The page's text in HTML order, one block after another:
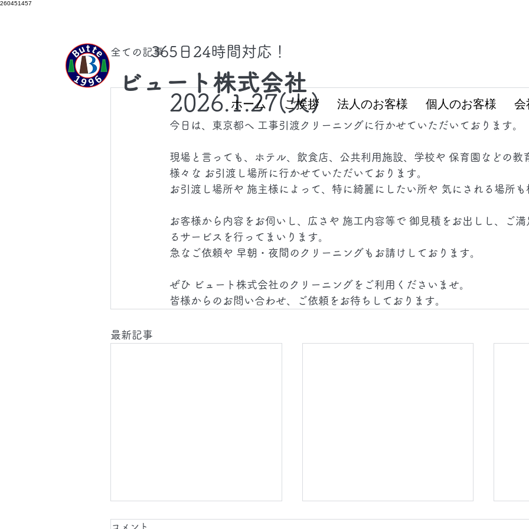
260451457
ビュート株式会社
​365日24時間対応！
ホーム ご挨拶 法人のお客様 個人のお客様
全ての記事
2026.1.27(火)
今日は、東京都へ 工事引渡クリーニングに行かせていただいております。
現場と言っても、ホテル、飲食店、公共利用施設、学校や 保育園などの教
様々な お引渡し場所に行かせていただいております。
お引渡し場所や 施主様によって、特に綺麗にしたい所や 気にされる場所も
お客様から内容をお伺いし、広さや 施工内容等で 御見積をお出しし、ご満
るサービスを行ってまいります。
急なご依頼や 早朝・夜間のクリーニングもお請けしております。
ぜひ ビュート株式会社のクリーニングをご利用くださいませ。
皆様からのお問い合わせ、ご依頼をお待ちしております。
最新記事
2026.8.7(金)
コメント